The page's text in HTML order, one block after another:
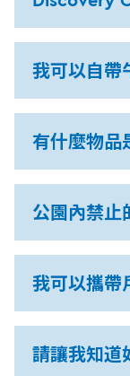
我可以自帶
有什麼物品
公園內禁止
我可以攜帶
請讓我知道